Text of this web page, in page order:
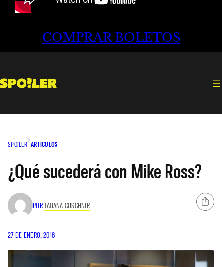
COMPRAR BOLETOS
SPOILER ARTÍCULOS
¿Qué sucederá con Mike Ross?
PORTATIANA CUSCHNIR
27 DE ENERO, 2016